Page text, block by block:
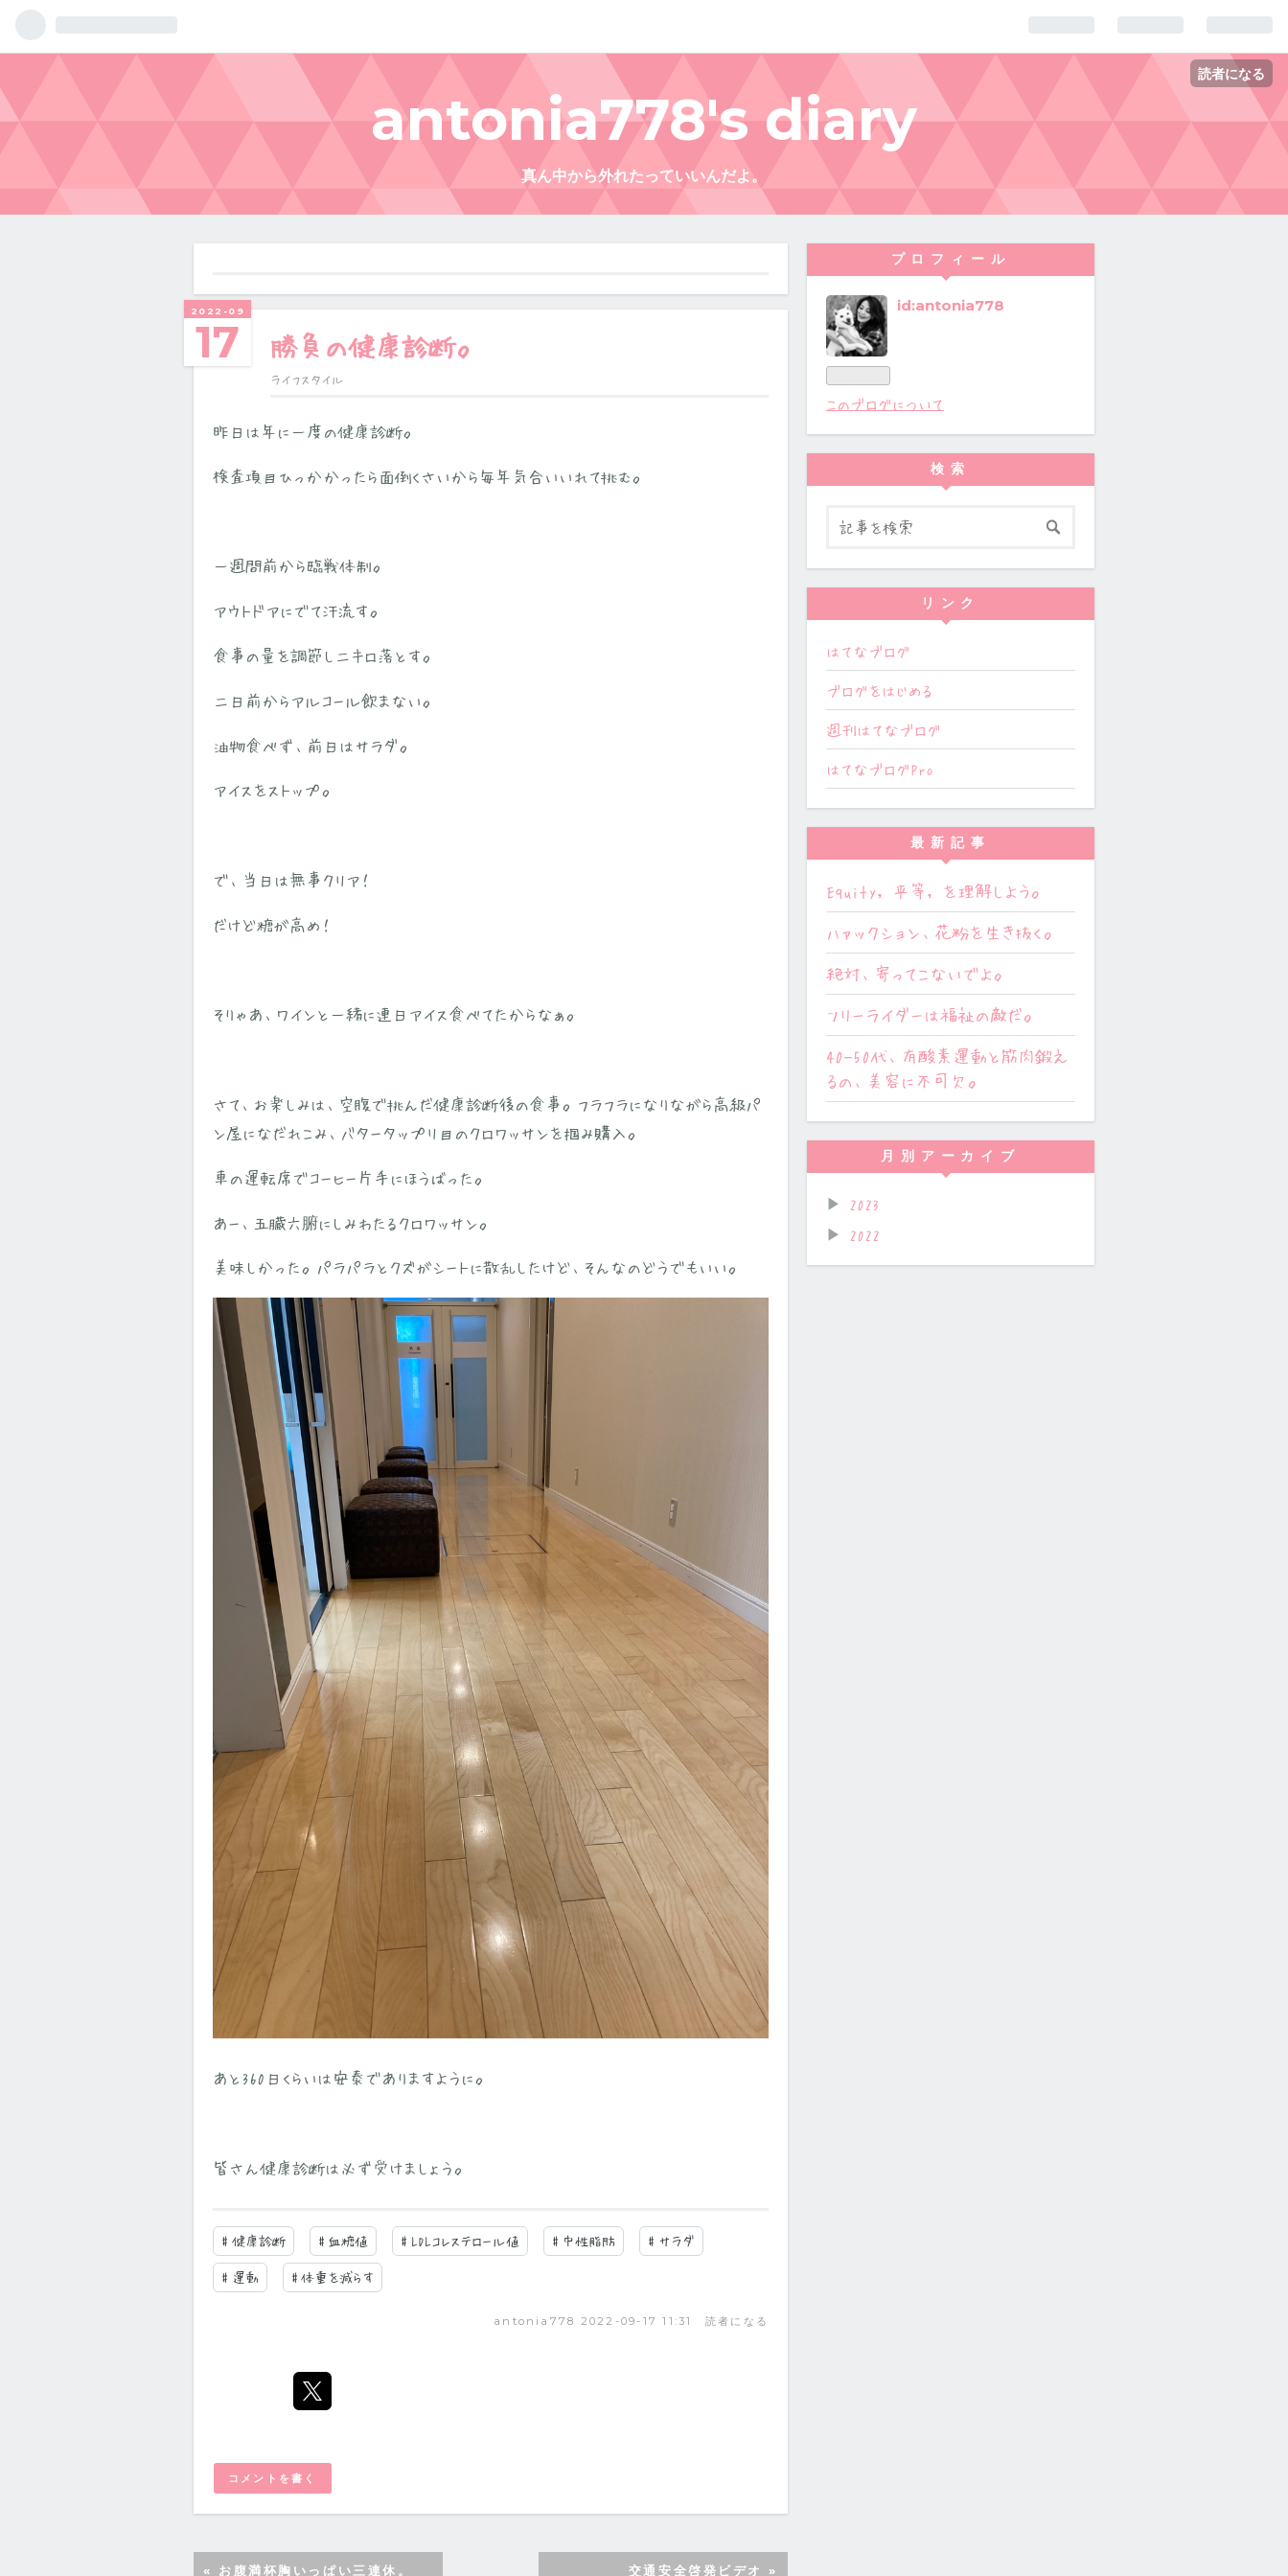
読者になる
antonia778's diary
真ん中から外れたっていいんだよ。
2022 -09
17 勝負の健康診断。
ライフスタイル
昨日は年に一度の健康診断。
検査項目ひっかかったら面倒くさいから毎年気合いいれて挑む。
一週間前から臨戦体制。
アウトドアにでて汗流す。
食事の量を調節し二キロ落とす。
二日前からアルコール飲まない。
油物食べず、前日はサラダ。
アイスをストップ。
で、当日は無事クリア！
だけど糖が高め！
そりゃあ、ワインと一緒に連日アイス食べてたからなぁ。
さて、お楽しみは、空腹で挑んだ健康診断後の食事。フラフラになりながら高級パ
ン屋になだれこみ、バタータップリ目のクロワッサンを掴み購入。
車の運転席でコーヒー片手にほうばった。
あー、 五臓六腑にしみわたるクロワッサン。
美味しかった。パラパラとクズがシートに散乱したけど、そんなのどうでもいい。
あと360日くらいは安泰でありますように。
皆さん健康診断は必ず受けましょう。
# 健康診断 # 血糖値 # LDLコレステロール値 # 中性脂肪 # サラダ
# 運動 # 体重を減らす
antonia778 2022-09-17 11:31 読者になる
コメントを書く
« お腹満杯胸いっぱい三連休。 交通安全啓発ビデオ »
プロフィール
id:antonia778
このブログについて
検索
リンク
はてなブログ
ブログをはじめる
週刊はてなブログ
はてなブログPro
最新記事
Equity, 平等, を理解しよう。
ハァックション、花粉を生き抜く。
絶対、寄ってこないでよ。
フリーライダーは福祉の敵だ。
40−50代、有酸素運動と筋肉鍛え
るの、美容に不可欠。
月別アーカイブ
▶
2023
▶
2022